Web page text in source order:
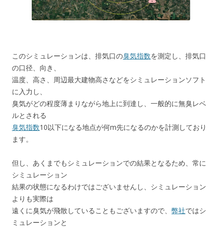
このシミュレーションは、排気口の臭気指数を測定し、排気口
の口径、向き、
温度、高さ、周辺最大建物高さなどをシミュレーションソフト
に入力し、
臭気がどの程度薄まりながら地上に到達し、一般的に無臭レベ
ルとされる
臭気指数10以下になる地点が何m先になるのかを計測しており
ます。
但し、あくまでもシミュレーションでの結果となるため、常に
シミュレーション
結果の状態になるわけではございませんし、シミュレーション
よりも実際は
遠くに臭気が飛散していることもございますので、 弊社ではシ
ミュレーションと